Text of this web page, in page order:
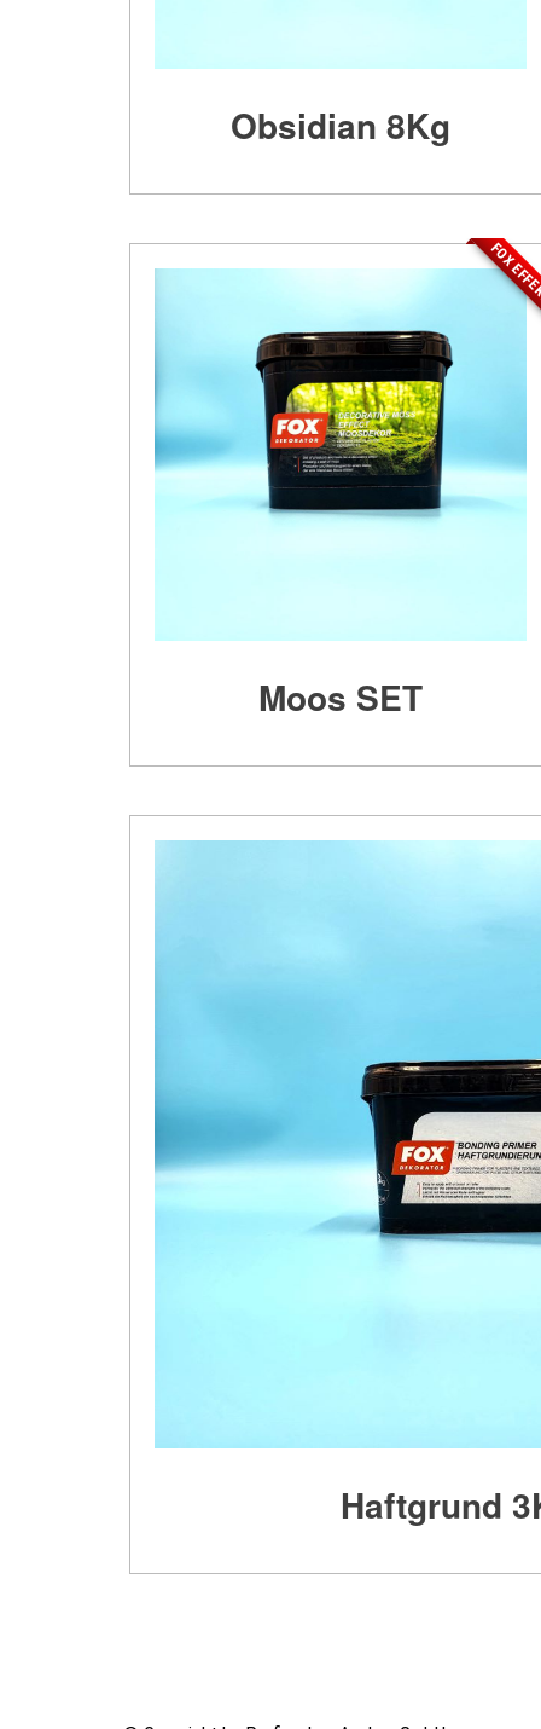
Obsidian 8Kg
FOX
Moos SET
Haftgrund